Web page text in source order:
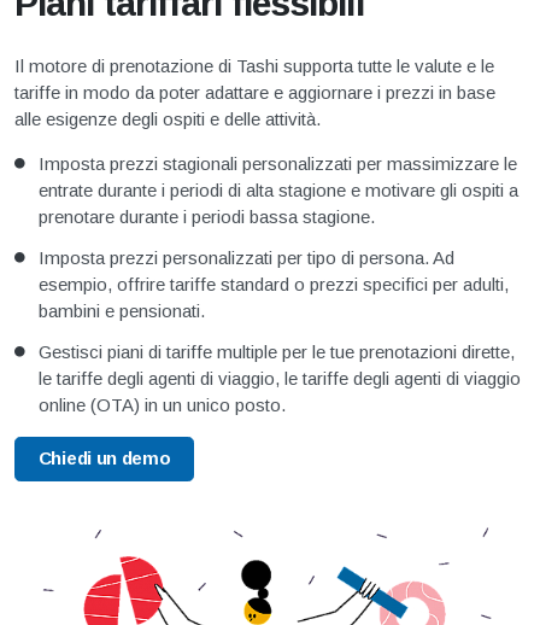
Il motore di prenotazione di Tashi supporta tutte le valute e le
tariffe in modo da poter adattare e aggiornare i prezzi in base
alle esigenze degli ospiti e delle attività.
Imposta prezzi stagionali personalizzati per massimizzare le
entrate durante i periodi di alta stagione e motivare gli ospiti a
prenotare durante i periodi bassa stagione.
Imposta prezzi personalizzati per tipo di persona. Ad
esempio, offrire tariffe standard o prezzi specifici per adulti,
bambini e pensionati.
Gestisci piani di tariffe multiple per le tue prenotazioni dirette,
le tariffe degli agenti di viaggio, le tariffe degli agenti di viaggio
online (OTA) in un unico posto.
Chiedi un demo